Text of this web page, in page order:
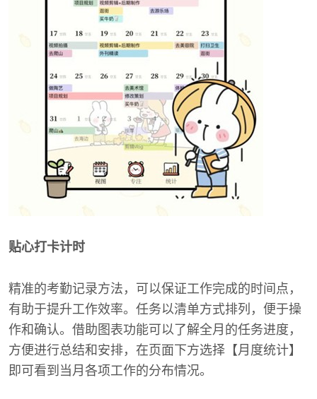
贴心打卡计时
精准的考勤记录方法，可以保证工作完成的时间点，
有助于提升工作效率。任务以清单方式排列，便于操
作和确认。借助图表功能可以了解全月的任务进度，
方便进行总结和安排，在页面下方选择【月度统计】
即可看到当月各项工作的分布情况。